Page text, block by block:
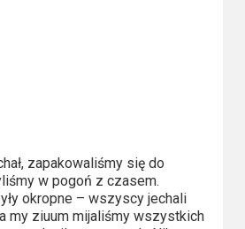
zapakowaliśmy się do
w pogoń z czasem.
okropne – wszyscy jechali
my ziuum mijaliśmy wszystkich